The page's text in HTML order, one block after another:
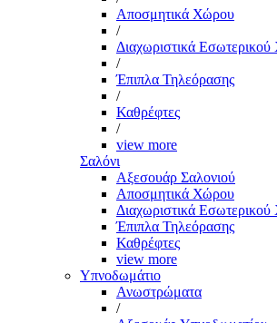
Αποσμητικά Χώρου
/
Διαχωριστικά
/
Έπιπλα Τηλεόρασης
/
Καθρέφτες
/
view more
Σαλόνι
Αξεσουάρ Σαλονιού
Αποσμητικά Χώρου
Διαχωριστικά
Έπιπλα Τηλεόρασης
Καθρέφτες
view more
Υπνοδωμάτιο
Ανωστρώματα
/